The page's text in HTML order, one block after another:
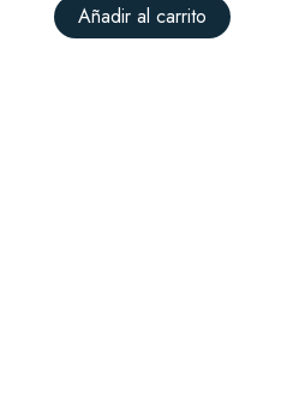
Añadir al carrito